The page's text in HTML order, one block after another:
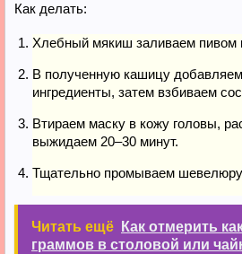
Как делать:
Хлебный мякиш заливаем пивом
В полученную кашицу
ингредиенты, затем взбиваем
Втираем маску в кожу головы,
выжидаем 20–30 минут.
Тщательно промываем
Читать ещё
Как отмерить
граммов в столовой или